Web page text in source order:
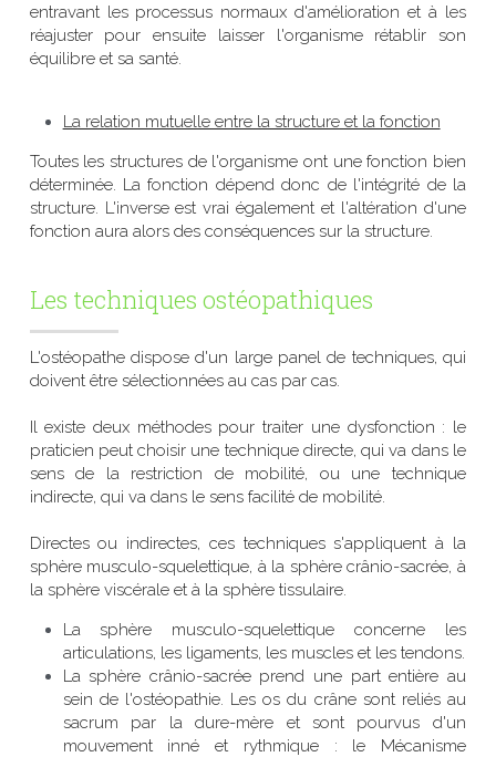
entravant les processus normaux d'amélioration et à les
réajuster pour ensuite laisser l'organisme rétablir son
équilibre et sa santé.
La relation mutuelle entre la structure et la fonction
Toutes les structures de l'organisme ont une fonction bien
déterminée. La fonction dépend donc de l'intégrité de la
structure. L'inverse est vrai également et l'altération d'une
fonction aura alors des conséquences sur la structure.
Les techniques ostéopathiques
L'ostéopathe dispose d'un large panel de techniques, qui
doivent être sélectionnées au cas par cas.
Il existe deux méthodes pour traiter une dysfonction : le
praticien peut choisir une technique directe, qui va dans le
sens de la restriction de mobilité, ou une technique
indirecte, qui va dans le sens facilité de mobilité.
Directes ou indirectes, ces techniques s'appliquent à la
sphère musculo-squelettique, à la sphère crânio-sacrée, à
la sphère viscérale et à la sphère tissulaire.
La sphère musculo-squelettique concerne les
articulations, les ligaments, les muscles et les tendons.
La sphère crânio-sacrée prend une part entière au
sein de l'ostéopathie. Les os du crâne sont reliés au
sacrum par la dure-mère et sont pourvus d'un
mouvement inné et rythmique : le Mécanisme